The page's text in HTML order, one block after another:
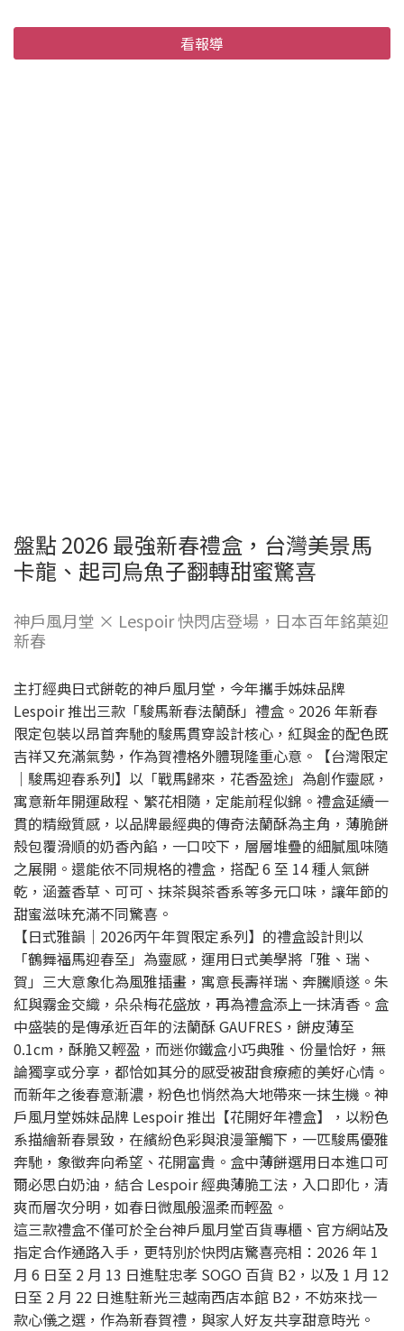
看報導
盤點 2026 最強新春禮盒，台灣美景馬
卡龍、起司烏魚子翻轉甜蜜驚喜
神戶風月堂 × Lespoir 快閃店登場，日本百年銘菓迎
新春
主打經典日式餅乾的神戶風月堂，今年攜手姊妹品牌
Lespoir 推出三款「駿馬新春法蘭酥」禮盒。2026 年新春
限定包裝以昂首奔馳的駿馬貫穿設計核心，紅與金的配色既
吉祥又充滿氣勢，作為賀禮格外體現隆重心意。【台灣限定
｜駿馬迎春系列】以「戰馬歸來，花香盈途」為創作靈感，
寓意新年開運啟程、繁花相隨，定能前程似錦。禮盒延續一
貫的精緻質感，以品牌最經典的傳奇法蘭酥為主角，薄脆餅
殼包覆滑順的奶香內餡，一口咬下，層層堆疊的細膩風味隨
之展開。還能依不同規格的禮盒，搭配 6 至 14 種人氣餅
乾，涵蓋香草、可可、抹茶與茶香系等多元口味，讓年節的
甜蜜滋味充滿不同驚喜。
【日式雅韻｜2026丙午年賀限定系列】的禮盒設計則以
「鶴舞福馬迎春至」為靈感，運用日式美學將「雅、瑞、
賀」三大意象化為風雅插畫，寓意長壽祥瑞、奔騰順遂。朱
紅與霧金交織，朵朵梅花盛放，再為禮盒添上一抹清香。盒
中盛裝的是傳承近百年的法蘭酥 GAUFRES，餅皮薄至
0.1cm，酥脆又輕盈，而迷你鐵盒小巧典雅、份量恰好，無
論獨享或分享，都恰如其分的感受被甜食療癒的美好心情。
而新年之後春意漸濃，粉色也悄然為大地帶來一抹生機。神
戶風月堂姊妹品牌 Lespoir 推出【花開好年禮盒】，以粉色
系描繪新春景致，在繽紛色彩與浪漫筆觸下，一匹駿馬優雅
奔馳，象徵奔向希望、花開富貴。盒中薄餅選用日本進口可
爾必思白奶油，結合 Lespoir 經典薄脆工法，入口即化，清
爽而層次分明，如春日微風般溫柔而輕盈。
這三款禮盒不僅可於全台神戶風月堂百貨專櫃、官方網站及
指定合作通路入手，更特別於快閃店驚喜亮相：2026 年 1
月 6 日至 2 月 13 日進駐忠孝 SOGO 百貨 B2，以及 1 月 12
日至 2 月 22 日進駐新光三越南西店本館 B2，不妨來找一
款心儀之選，作為新春賀禮，與家人好友共享甜意時光。